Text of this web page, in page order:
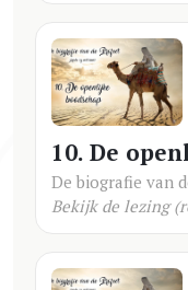
10. De
De biografie van
Bekijk de lezing